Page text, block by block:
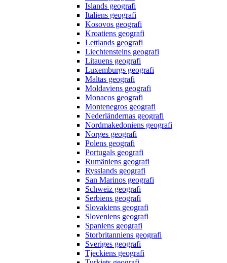
Islands geografi
Italiens geografi
Kosovos geografi
Kroatiens geografi
Lettlands geografi
Liechtensteins geografi
Litauens geografi
Luxemburgs geografi
Maltas geografi
Moldaviens geografi
Monacos geografi
Montenegros geografi
Nederländernas geografi
Nordmakedoniens geografi
Norges geografi
Polens geografi
Portugals geografi
Rumäniens geografi
Rysslands geografi
San Marinos geografi
Schweiz geografi
Serbiens geografi
Slovakiens geografi
Sloveniens geografi
Spaniens geografi
Storbritanniens geografi
Sveriges geografi
Tjeckiens geografi